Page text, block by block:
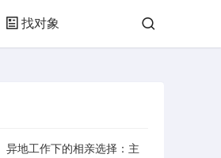
找对象
异地工作下的相亲选择：主